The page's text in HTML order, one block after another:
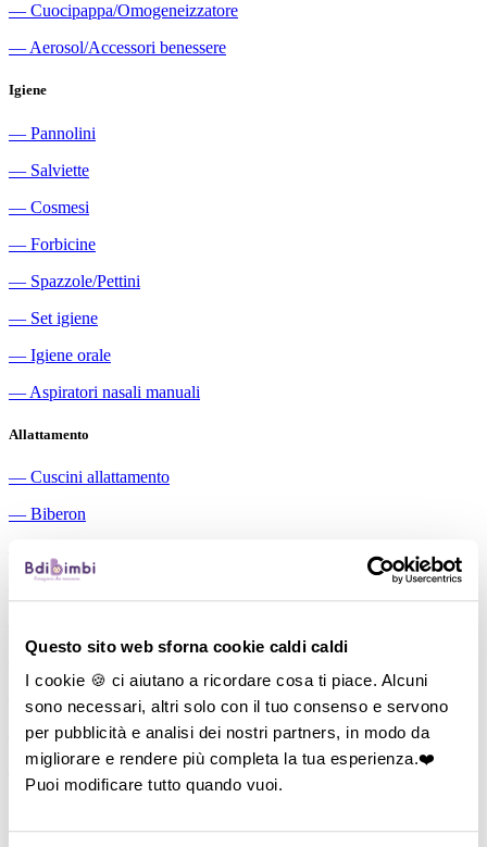
Questo sito web sforna cookie caldi caldi
I cookie 🍪 ci aiutano a ricordare cosa ti piace. Alcuni
sono necessari, altri solo con il tuo consenso e servono
per pubblicità e analisi dei nostri partners, in modo da
migliorare e rendere più completa la tua esperienza.❤️
Puoi modificare tutto quando vuoi.
― Cuocipappa/Omogeneizzatore
― Aerosol/Accessori benessere
Igiene
― Pannolini
― Salviette
― Cosmesi
― Forbicine
― Spazzole/Pettini
― Set igiene
― Igiene orale
― Aspiratori nasali manuali
Allattamento
― Cuscini allattamento
― Biberon
Succhietti
Tiralatte Manuali
―Conservalatte Materno
Massaggiagengive